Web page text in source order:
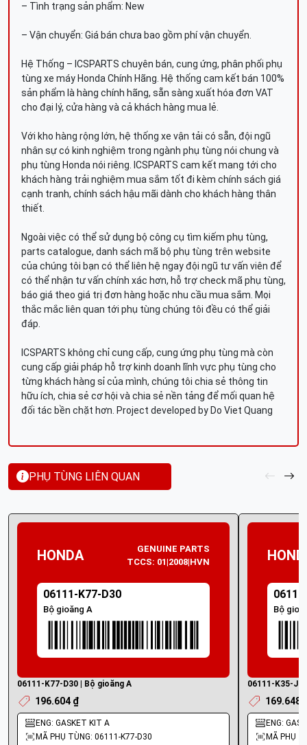
– Tình trạng sản phẩm: New
– Vận chuyển: Giá bán chưa bao gồm phí vận chuyển.
Hệ Thống – ICSPARTS chuyên bán, cung ứng, phân phối phụ
tùng xe máy Honda Chính Hãng. Hệ thống cam kết bán 100%
sản phẩm là hàng chính hãng, sẵn sàng xuất hóa đơn VAT
cho đại lý, cửa hàng và cả khách hàng mua lẻ.
Với kho hàng rộng lớn, hệ thống xe vận tải có sẵn, đội ngũ
nhân sự có kinh nghiệm trong ngành phụ tùng nói chung và
phụ tùng Honda nói riêng. ICSPARTS cam kết mang tới cho
khách hàng trải nghiệm mua sắm tốt đi kèm chính sách giá
cạnh tranh, chính sách hậu mãi dành cho khách hàng thân
thiết.
Ngoài việc có thể sử dụng bộ công cụ tìm kiếm phụ tùng,
parts catalogue, danh sách mã bộ phụ tùng trên website
của chúng tôi bạn có thể liên hệ ngay đội ngũ tư vấn viên để
có thể nhận tư vấn chính xác hơn, hỗ trợ check mã phụ tùng,
báo giá theo giá trị đơn hàng hoặc nhu cầu mua sắm. Mọi
thắc mắc liên quan tới phụ tùng chúng tôi đều có thể giải
đáp.
ICSPARTS không chỉ cung cấp, cung ứng phụ tùng mà còn
cung cấp giải pháp hỗ trợ kinh doanh lĩnh vực phụ tùng cho
từng khách hàng sỉ của mình, chúng tôi chia sẻ thông tin
hữu ích, chia sẻ cơ hội và chia sẻ nền tảng để mối quan hệ
đối tác bền chặt hơn. Project developed by Do Viet Quang
PHỤ TÙNG LIÊN QUAN
HONDA
GENUINE PARTS
TCCS: 01|2008|HVN
06111-K77-D30
Bộ gioăng A
06111-K77-D30 | Bộ gioăng A
196.604 ₫
ENG: GASKET KIT A
MÃ PHỤ TÙNG: 06111-K77-D30
Bộ
06111-K35-
169.648
ENG:
MÃ PHỤ